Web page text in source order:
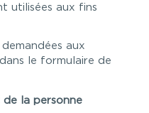
utilisées aux fins
aux
le formulaire de
la personne